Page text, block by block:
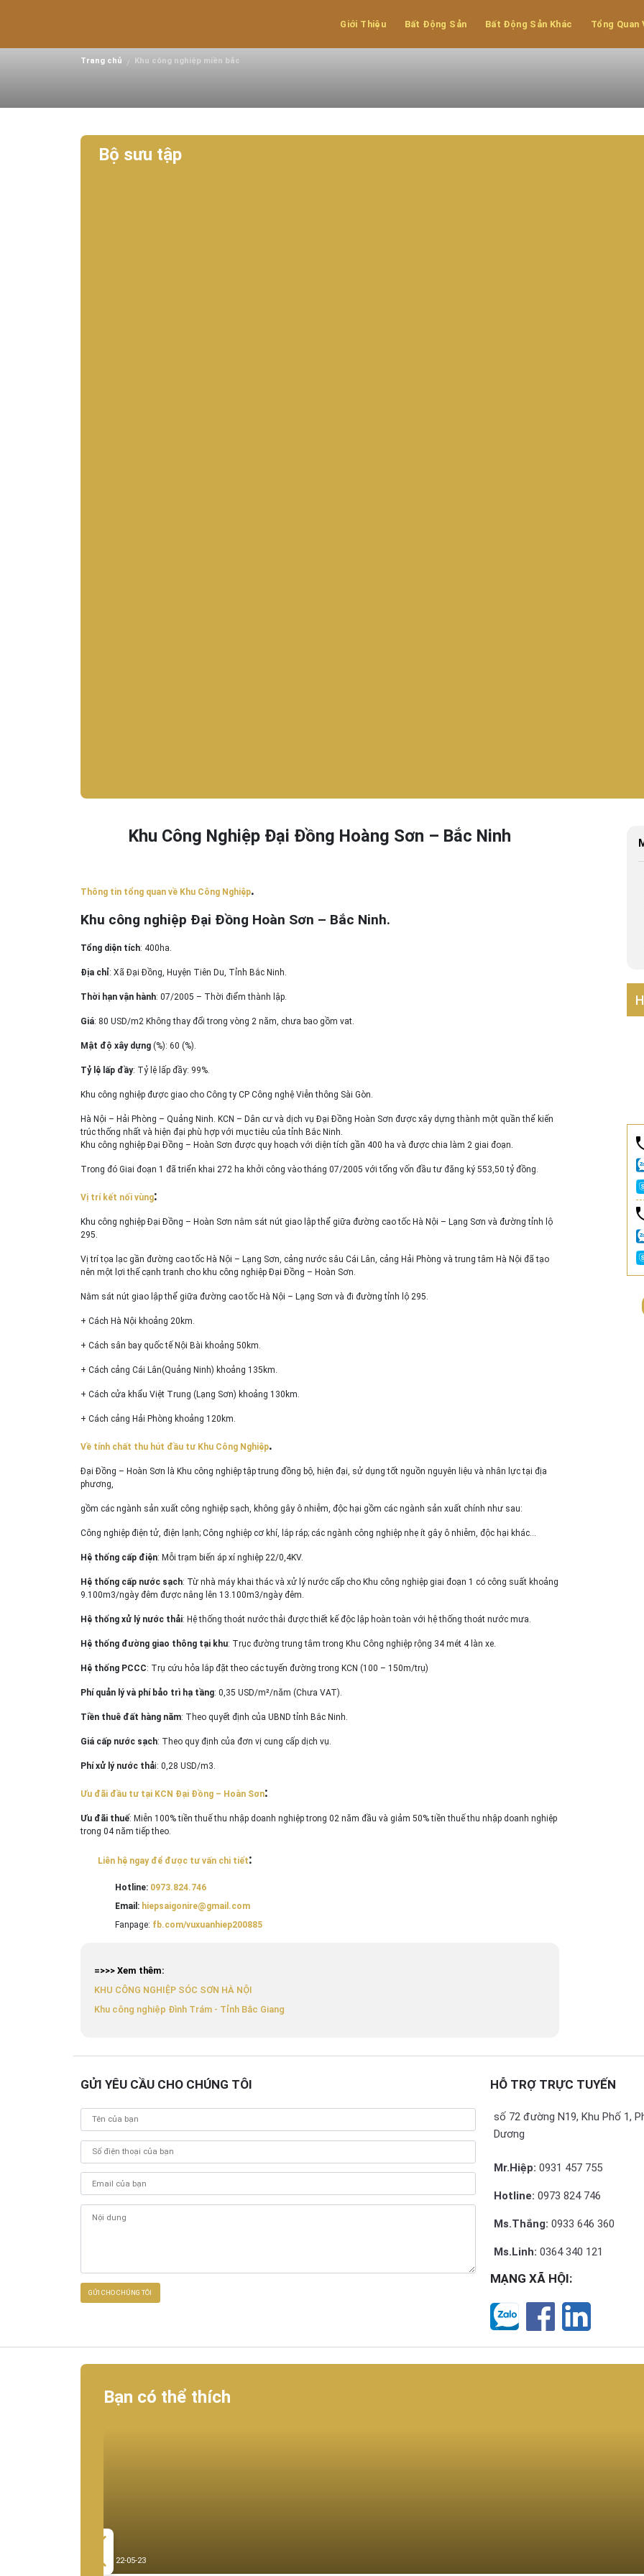
Giới Thiệu Bất Động Sản Bất Động Sản Khác Tổng Quan
Trang chủ / Khu công nghiệp miền bắc
Bộ sưu tập
Khu Công Nghiệp Đại Đồng Hoàng Sơn – Bắc Ninh
Thông tin tổng quan về Khu Công Nghiệp.
Khu công nghiệp Đại Đồng Hoàn Sơn – Bắc Ninh.
Tổng diện tích: 400ha.
Địa chỉ: Xã Đại Đồng, Huyện Tiên Du, Tỉnh Bắc Ninh.
Thời hạn vận hành: 07/2005 – Thời điểm thành lập.
Giá: 80 USD/m2 Không thay đổi trong vòng 2 năm, chưa bao gồm vat.
Mật độ xây dựng(%): 60 (%).
Tỷ lệ lấp đầy: Tỷ lệ lấp đầy: 99%.
Khu công nghiệp được giao cho Công ty CP Công nghệ Viễn thông Sài Gòn.
Hà Nội – Hải Phòng – Quảng Ninh. KCN – Dân cư và dịch vụ Đại Đồng Hoàn Sơn được xây dựng thành một quần thể kiến
trúc thống nhất và hiện đại phù hợp với mục tiêu của tỉnh Bắc Ninh.
Khu công nghiệp Đại Đồng – Hoàn Sơn được quy hoạch với diện tích gần 400 ha và được chia làm 2 giai đoạn.
Trong đó Giai đoạn 1 đã triển khai 272 ha khởi công vào tháng 07/2005 với tổng vốn đầu tư đăng ký 553,50 tỷ đồng.
Vị trí kết nối vùng:
Khu công nghiệp Đại Đồng – Hoàn Sơn nằm sát nút giao lập thể giữa đường cao tốc Hà Nội – Lạng Sơn và đường tỉnh lộ
295.
Vị trí tọa lạc gần đường cao tốc Hà Nội – Lạng Sơn, cảng nước sâu Cái Lân, cảng Hải Phòng và trung tâm Hà Nội đã tạo
nên một lợi thế cạnh tranh cho khu công nghiệp Đại Đồng – Hoàn Sơn.
Nằm sát nút giao lập thể giữa đường cao tốc Hà Nội – Lạng Sơn và đi đường tỉnh lộ 295.
+ Cách Hà Nội khoảng 20km.
+ Cách sân bay quốc tế Nội Bài khoảng 50km.
+ Cách cảng Cái Lân(Quảng Ninh) khoảng 135km.
+ Cách cửa khẩu Việt Trung (Lạng Sơn) khoảng 130km.
+ Cách cảng Hải Phòng khoảng 120km.
Về tính chất thu hút đầu tư Khu Công Nghiệp.
Đại Đồng – Hoàn Sơn là Khu công nghiệp tập trung đồng bộ, hiện đại, sử dụng tốt nguồn nguyên liệu và nhân lực tại địa
phương,
gồm các ngành sản xuất công nghiệp sạch, không gây ô nhiễm, độc hại gồm các ngành sản xuất chính như sau:
Công nghiệp điện tử, điện lạnh; Công nghiệp cơ khí, lắp ráp; các ngành công nghiệp nhẹ ít gây ô nhiễm, độc hại khác…
Hệ thống cấp điện: Mỗi trạm biến áp xí nghiệp 22/0,4KV.
Hệ thống cấp nước sạch: Từ nhà máy khai thác và xử lý nước cấp cho Khu công nghiệp giai đoạn 1 có công suất khoảng
9.100m3/ngày đêm được nâng lên 13.100m3/ngày đêm.
Hệ thống xử lý nước thải: Hệ thống thoát nước thải được thiết kế độc lập hoàn toàn với hệ thống thoát nước mưa.
Hệ thống đường giao thông tại khu: Trục đường trung tâm trong Khu Công nghiệp rộng 34 mét 4 làn xe.
Hệ thống PCCC: Trụ cứu hỏa lắp đặt theo các tuyến đường trong KCN (100 – 150m/trụ)
Phí quản lý và phí bảo trì hạ tầng: 0,35 USD/m²/năm (Chưa VAT).
Tiền thuê đất hàng năm: Theo quyết định của UBND tỉnh Bắc Ninh.
Giá cấp nước sạch: Theo quy định của đơn vị cung cấp dịch vụ.
Phí xử lý nước thải: 0,28 USD/m3.
Ưu đãi đầu tư tại KCN Đại Đồng – Hoàn Sơn:
Ưu đãi thuế: Miễn 100% tiền thuế thu nhập doanh nghiệp trong 02 năm đầu và giảm 50% tiền thuế thu nhập doanh nghiệp
trong 04 năm tiếp theo.
Liên hệ ngay để được tư vấn chi tiết:
Hotline: 0973.824.746
Email: hiepsaigonire@gmail.com
Fanpage: fb.com/vuxuanhiep200885
=>>> Xem thêm:
KHU CÔNG NGHIỆP SÓC SƠN HÀ NỘI
Khu công nghiệp Đình Trám - Tỉnh Bắc Giang
GỬI YÊU CẦU CHO CHÚNG TÔI HỖ TRỢ TRỰC TUYẾN
số 72 đường N19, Khu Phố 1,
Dương
Mr.Hiệp: 0931 457 755
Hotline: 0973 824 746
Ms.Thắng: 0933 646 360
Ms.Linh: 0364 340 121
MẠNG XÃ HỘI:
Bạn có thể thích
22-05-23